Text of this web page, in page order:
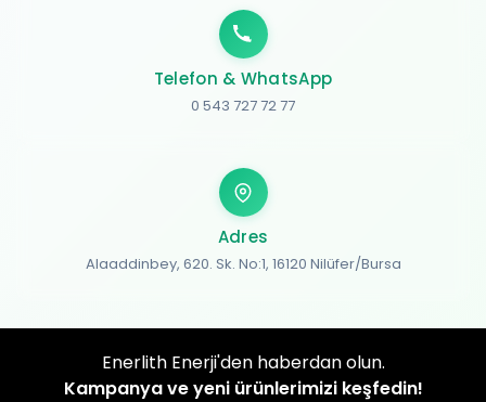
Telefon & WhatsApp
0 543 727 72 77
Adres
Alaaddinbey, 620. Sk. No:1, 16120 Nilüfer/Bursa
Enerlith Enerji'den haberdan olun.
Kampanya ve yeni ürünlerimizi keşfedin!